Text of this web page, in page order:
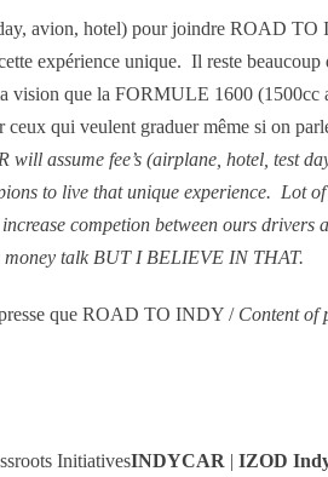
avion, hotel) pour joindre ROAD TO
expérience unique. Il reste beaucoup
vision que la FORMULE 1600
qui veulent graduer même si on
will assume fee’s (airplane, hotel, test
to live that unique experience. Lot
competion between ours drivers
talk BUT I BELIEVE IN THAT.
que ROAD TO INDY / Content of
InitiativesINDYCAR | IZOD